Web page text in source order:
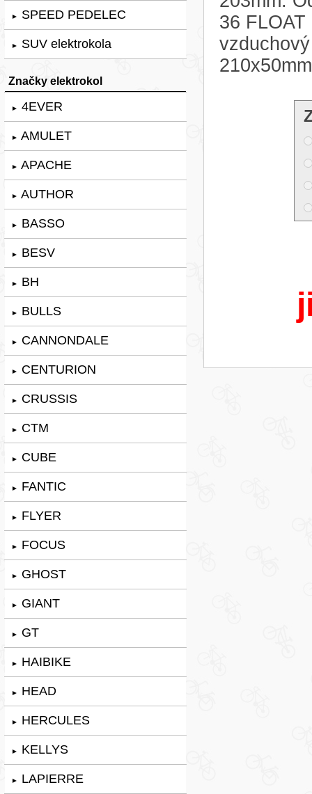
► SPEED PEDELEC
► SUV elektrokola
Značky elektrokol
► 4EVER
► AMULET
► APACHE
► AUTHOR
► BASSO
► BESV
► BH
► BULLS
► CANNONDALE
► CENTURION
► CRUSSIS
► CTM
► CUBE
► FANTIC
► FLYER
► FOCUS
► GHOST
► GIANT
► GT
► HAIBIKE
► HEAD
► HERCULES
► KELLYS
► LAPIERRE
36